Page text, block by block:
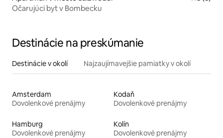
Očarujúci byt v Bombecku
Destinácie na preskúmanie
Destinácie v okolí Najzaujímavejšie pamiatky v okolí
Amsterdam
Dovolenkové prenájmy
Kodaň
Dovolenkové prenájmy
Hamburg
Dovolenkové prenájmy
Kolín
Dovolenkové prenájmy